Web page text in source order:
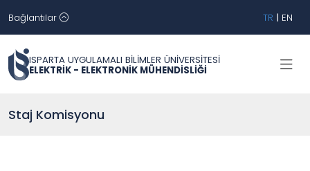
Bağlantılar TR | EN
ISPARTA UYGULAMALI BİLİMLER ÜNİVERSİTESİ
ELEKTRİK - ELEKTRONİK MÜHENDİSLİĞİ
Staj Komisyonu